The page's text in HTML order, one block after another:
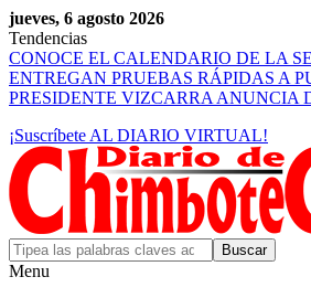
jueves, 6 agosto 2026
Tendencias
CONOCE EL CALENDARIO DE LA
ENTREGAN PRUEBAS RÁPIDAS A
PRESIDENTE VIZCARRA ANUNCIA
¡Suscríbete AL DIARIO VIRTUAL!
Menu